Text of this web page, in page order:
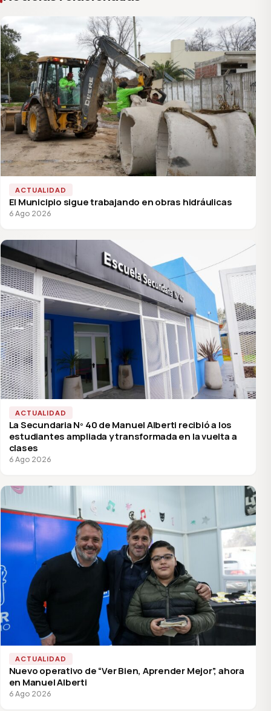
ACTUALIDAD
El Municipio sigue trabajando en obras hidráulicas
6 Ago 2026
ACTUALIDAD
La Secundaria Nº 40 de Manuel Alberti recibió a los
estudiantes ampliada y transformada en la vuelta a
clases
6 Ago 2026
ACTUALIDAD
Nuevo operativo de “Ver Bien, Aprender Mejor”, ahora
en Manuel Alberti
6 Ago 2026